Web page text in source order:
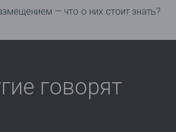
— что о них стоит знать?
говорят